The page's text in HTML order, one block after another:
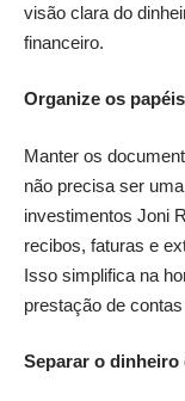
visão clara do
financeiro.
Organize os
Manter os
não precisa ser
investimentos Joni
recibos, faturas e
Isso simplifica na
prestação de
Separar o dinheiro